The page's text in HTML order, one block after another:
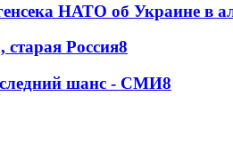
НАТО об Украине в
Россия8
шанс - СМИ8